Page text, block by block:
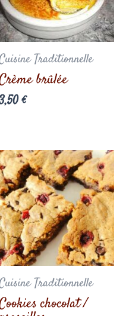
Traditionnelle
brûlée
€
Traditionnelle
chocolat /